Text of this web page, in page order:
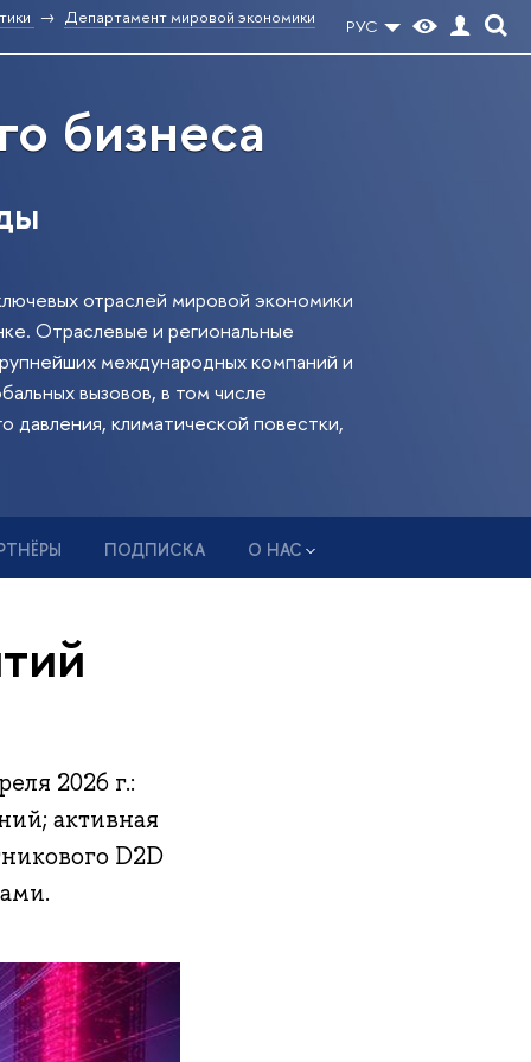
РУС
Департамент мировой экономики
бизнеса
отраслей мировой экономики
Отраслевые и региональные
международных компаний и
вызовов, в том числе
давления, климатической повестки,
ПОДПИСКА О НАС
2026 г.:
активная
D2D